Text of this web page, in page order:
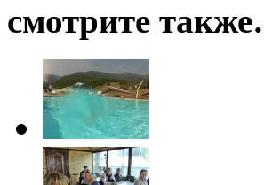
смотрите